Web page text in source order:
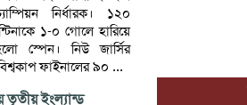
নির্ধারক। ১২০
১-০ গোলে হারিয়ে
স্পেন। নিউ জার্সির
ফাইনালের ৯০ ...
তৃতীয় ইংল্যান্ড